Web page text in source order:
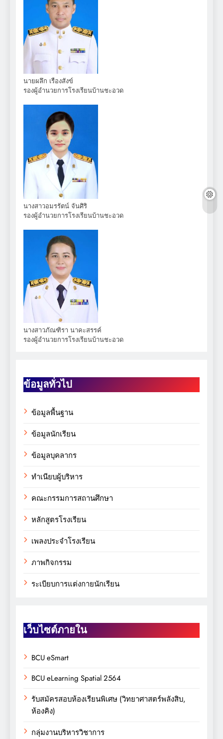
นายผลึก เรืองสังข์
รองผู้อำนวยการโรงเรียนบ้านชะอวด
นางสาวอมรรัตน์ จันศิริ
รองผู้อำนวยการโรงเรียนบ้านชะอวด
นางสาวภัณฑิรา นาคะสรรค์
รองผู้อำนวยการโรงเรียนบ้านชะอวด
ข้อมูลทั่วไป
ข้อมูลพื้นฐาน
ข้อมูลนักเรียน
ข้อมูลบุคลากร
ทำเนียบผู้บริหาร
คณะกรรมการสถานศึกษา
หลักสูตรโรงเรียน
เพลงประจำโรงเรียน
ภาพกิจกรรม
ระเบียบการแต่งกายนักเรียน
เว็บไซต์ภายใน
BCU eSmart
BCU eLearning Spatial 2564
รับสมัครสอบห้องเรียนพิเศษ (วิทยาศาสตร์พลังสิบ,
ห้องคิง)
กลุ่มงานบริหารวิชาการ